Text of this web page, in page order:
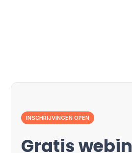
INSCHRIJVINGEN OPEN
Gratis